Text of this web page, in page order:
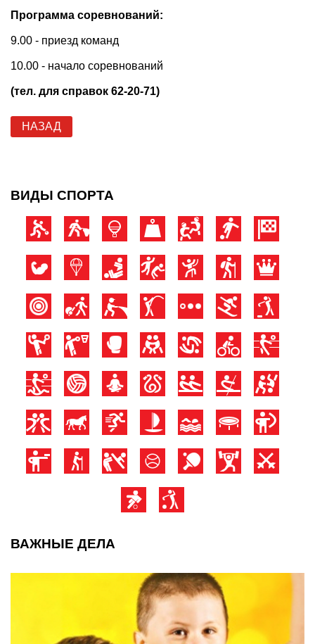
Программа соревнований:
9.00 - приезд команд
10.00 - начало соревнований
(тел. для справок 62-20-71)
НАЗАД
ВИДЫ СПОРТА
ВАЖНЫЕ ДЕЛА